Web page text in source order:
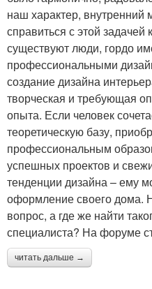
наш характер, внутренний
справиться с этой
существуют люди, гордо
профессиональными
создание дизайна
творческая и требующая
опыта. Если человек
теоретическую базу,
профессиональным
успешных проектов и
тенденции дизайна – ему
оформление своего дома.
вопрос, а где же найти
специалиста? На форуме
читать дальше →